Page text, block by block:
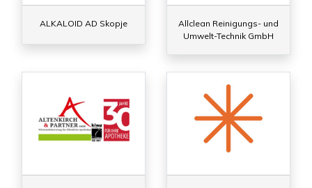
ALKALOID AD Skopje
Allclean Reinigungs- und
Umwelt-Technik GmbH